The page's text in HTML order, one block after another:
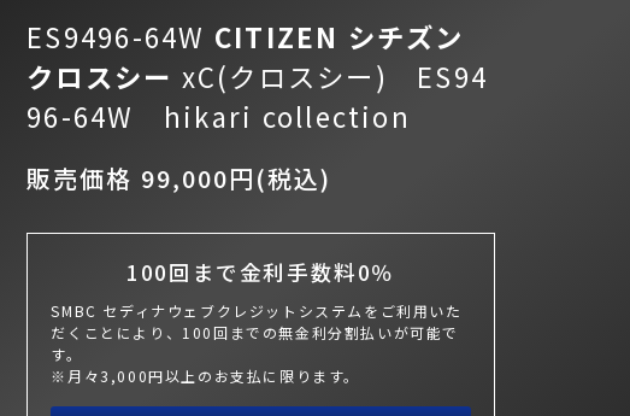
ES9496-64W CITIZEN シチズン
クロスシー xC(クロスシー) ES94
96-64W hikari collection
販売価格 99,000円(税込)
100回まで金利手数料0％
SMBC セディナウェブクレジットシステムをご利用いた
だくことにより、100回までの無金利分割払いが可能で
す。
※月々3,000円以上のお支払に限ります。